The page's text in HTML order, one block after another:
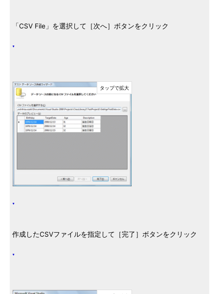
「CSV File」を選択して［次へ］ボタンをクリック
作成したCSVファイルを指定して［完了］ボタンをクリック